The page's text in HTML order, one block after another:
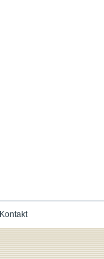
Kontakt